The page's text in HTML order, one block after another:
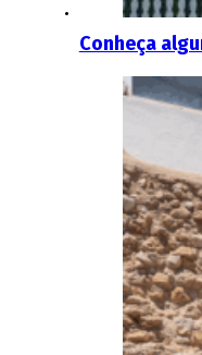
Conheça